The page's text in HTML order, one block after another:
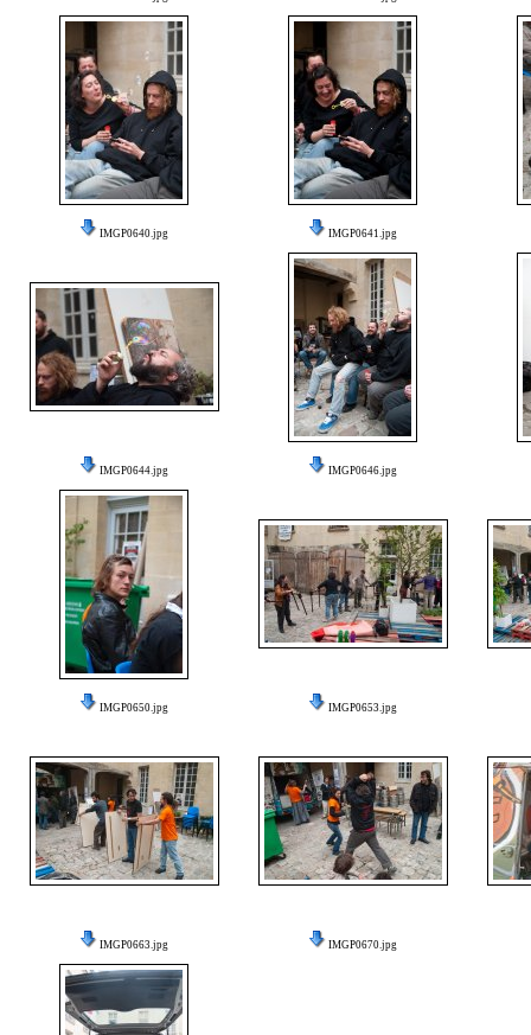
IMGP0640.jpg IMGP0641.jpg
IMGP0644.jpg IMGP0646.jpg
IMGP0650.jpg IMGP0653.jpg
IMGP0663.jpg IMGP0670.jpg